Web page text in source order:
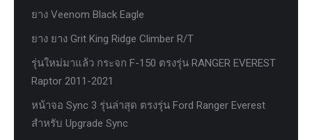
ยาง Veenom Black Eagle
ยาง ยาง Grit King Ridge Climber R/T
รุ่นใหม่มาแล้ว กระจก F-150 ตรงรุ่น RANGER EVEREST
Raptor 2011-2021
หน้าจอ Sync 3 รุ่นล่าสุด ตรงรุ่น Ford Ranger Everest
สำหรับ Upgrade Sync